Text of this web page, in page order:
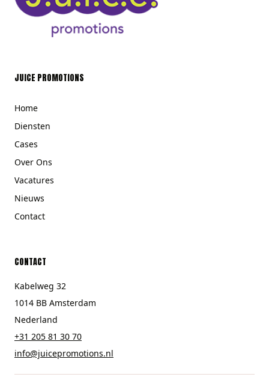
JUICE PROMOTIONS
Home
Diensten
Cases
Over Ons
Vacatures
Nieuws
Contact
CONTACT
Kabelweg 32
1014 BB Amsterdam
Nederland
+31 205 81 30 70
info@juicepromotions.nl